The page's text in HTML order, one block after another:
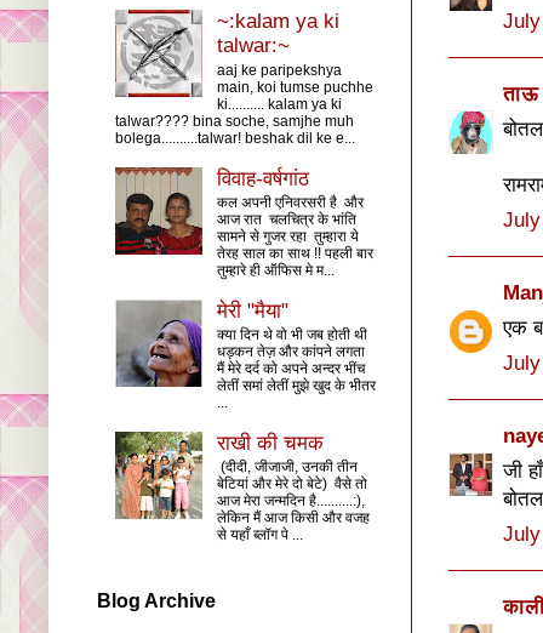
ताऊ
एक
जी
~:kalam ya ki
talwar:~
aaj ke paripekshya
main, koi tumse puchhe
ki.......... kalam ya ki
talwar???? bina soche, samjhe muh
bolega..........talwar! beshak dil ke e...
विवाह-वर्षगांठ
कल अपनी एनिवरसरी है और
आज रात चलचित्र के भांति
सामने से गुजर रहा तुम्हारा ये
तेरह साल का साथ !! पहली बार
तुम्हारे ही ऑफिस मे म...
मेरी "मैया"
क्या दिन थे वो भी जब होती थी
धड़कन तेज़ और कांपने लगता
मैं मेरे दर्द को अपने अन्दर भींच
लेतीं समां लेतीं मुझे खुद के भीतर
...
राखी की चमक
(दीदी, जीजाजी, उनकी तीन
बेटियां और मेरे दो बेटे) वैसे तो
आज मेरा जन्मदिन है..........:),
लेकिन मैं आज किसी और वजह
से यहाँ ब्लॉग पे ...
Blog Archive